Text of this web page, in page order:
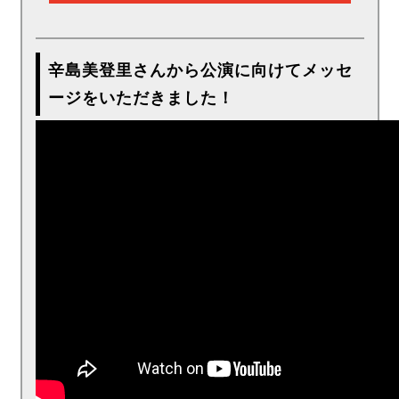
辛島美登里さんから公演に向けてメッセ
ージをいただきました！